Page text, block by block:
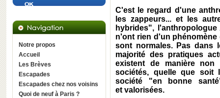
Notre propos
Accueil
Les Brèves
Escapades
Escapades chez nos voisins
Quoi de neuf à Paris ?
C'est le regard d'une
les zappeurs... et les
hybrides",
n'ont rien d'un phénomène
sont normales. Pas dans
majorité des pratiques
existent de manière non
sociétés, quelle que soit
société "en bonne
et valorisées.